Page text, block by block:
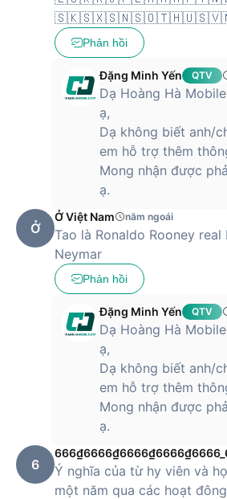
tại Hoàng Hà Mobile để mua sản
Mua tay cầm chơi
Rapoo V600S chính
Hoàng Hà Mobile
Tay cầm chơi game không dây
được bán trên hệ thống của Hoàng Hà
đãi và chế độ bảo hành chính hãng
cửa hàng Hoàng Hà Mobile gần nhất
được miễn phí vận chuyển toàn quốc.
Phản hồi
Đặng Minh Yến QTV
Dạ Hoàng Hà
ạ,
Dạ không biết anh/
em hỗ trợ thêm
Mong nhận được
ạ.
Ở
Ở Việt Nam năm ngoái
Tao là Ronaldo Rooney
Neymar
Phản hồi
Đặng Minh Yến QTV
Dạ Hoàng Hà
ạ,
Dạ không biết anh/
em hỗ trợ thêm
Mong nhận được
ạ.
6
Ý nghĩa của từ hy viên và
một năm qua các hoạt